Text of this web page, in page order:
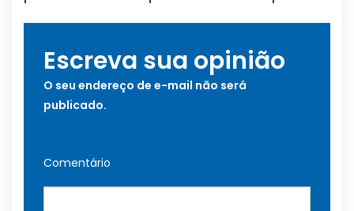
Escreva sua opinião
O seu endereço de e-mail não será
publicado.
Comentário